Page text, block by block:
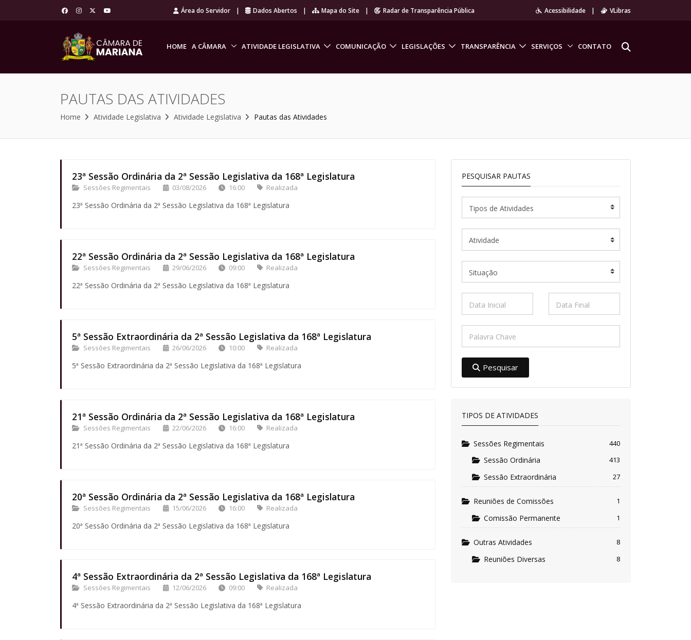
Área do Servidor | Dados Abertos | Mapa do Site | Radar de Transparência Pública Acessibilidade | VLibras
HOME A CÂMARA ATIVIDADE LEGISLATIVA COMUNICAÇÃO LEGISLAÇÕES TRANSPARÊNCIA SERVIÇOS CONTATO
PAUTAS DAS ATIVIDADES
Home Atividade Legislativa Atividade Legislativa Pautas das Atividades
23ª Sessão Ordinária da 2ª Sessão Legislativa da 168ª Legislatura
Sessões Regimentais 03/08/2026 16:00 Realizada
23ª Sessão Ordinária da 2ª Sessão Legislativa da 168ª Legislatura
22ª Sessão Ordinária da 2ª Sessão Legislativa da 168ª Legislatura
Sessões Regimentais 29/06/2026 09:00 Realizada
22ª Sessão Ordinária da 2ª Sessão Legislativa da 168ª Legislatura
5ª Sessão Extraordinária da 2ª Sessão Legislativa da 168ª Legislatura
Sessões Regimentais 26/06/2026 10:00 Realizada
5ª Sessão Extraordinária da 2ª Sessão Legislativa da 168ª Legislatura
21ª Sessão Ordinária da 2ª Sessão Legislativa da 168ª Legislatura
Sessões Regimentais 22/06/2026 16:00 Realizada
21ª Sessão Ordinária da 2ª Sessão Legislativa da 168ª Legislatura
20ª Sessão Ordinária da 2ª Sessão Legislativa da 168ª Legislatura
Sessões Regimentais 15/06/2026 16:00 Realizada
20ª Sessão Ordinária da 2ª Sessão Legislativa da 168ª Legislatura
4ª Sessão Extraordinária da 2ª Sessão Legislativa da 168ª Legislatura
Sessões Regimentais 12/06/2026 09:00 Realizada
4ª Sessão Extraordinária da 2ª Sessão Legislativa da 168ª Legislatura
PESQUISAR PAUTAS
Pesquisar
TIPOS DE ATIVIDADES
Sessões Regimentais 440
Sessão Ordinária 413
Sessão Extraordinária 27
Reuniões de Comissões 1
Comissão Permanente 1
Outras Atividades 8
Reuniões Diversas 8